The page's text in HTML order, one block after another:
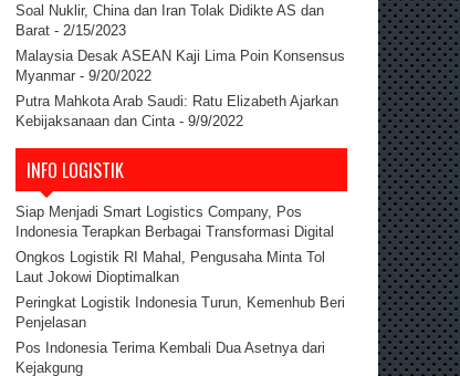
Soal Nuklir, China dan Iran Tolak Didikte AS dan
Barat - 2/15/2023
Malaysia Desak ASEAN Kaji Lima Poin Konsensus
Myanmar - 9/20/2022
Putra Mahkota Arab Saudi: Ratu Elizabeth Ajarkan
Kebijaksanaan dan Cinta - 9/9/2022
INFO LOGISTIK
Siap Menjadi Smart Logistics Company, Pos
Indonesia Terapkan Berbagai Transformasi Digital
Ongkos Logistik RI Mahal, Pengusaha Minta Tol
Laut Jokowi Dioptimalkan
Peringkat Logistik Indonesia Turun, Kemenhub Beri
Penjelasan
Pos Indonesia Terima Kembali Dua Asetnya dari
Kejakgung